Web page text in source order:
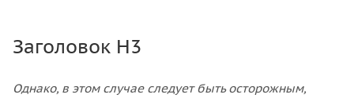
Заголовок H3
Однако, в этом случае следует быть осторожным,